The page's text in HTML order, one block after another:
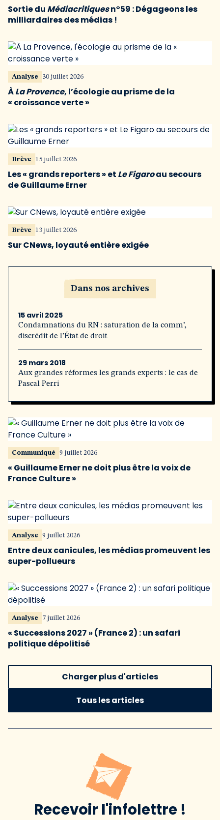
Sortie du Médiacritiquesn°59 : Dégageons les
milliardaires des médias !
Analyse 30 juillet 2026
ÀLa Provence, l’écologie au prisme de la
« croissance verte »
Brève 15 juillet 2026
Les « grands reporters » et Le Figaroau secours
de Guillaume Erner
Brève 13 juillet 2026
Sur CNews, loyauté entière exigée
Dans nos archives
15 avril 2025
Condamnations du RN : saturation de la comm’,
discrédit de l’État de droit
29 mars 2018
Aux grandes réformes les grands experts : le cas de
Pascal Perri
Communiqué 9 juillet 2026
« Guillaume Erner ne doit plus être la voix de
France Culture »
Analyse 9 juillet 2026
Entre deux canicules, les médias promeuvent les
super-pollueurs
Analyse 7 juillet 2026
« Successions 2027 » (France 2) : un safari
politique dépolitisé
Charger plus d'articles
Tous les articles
Recevoir l'infolettre !